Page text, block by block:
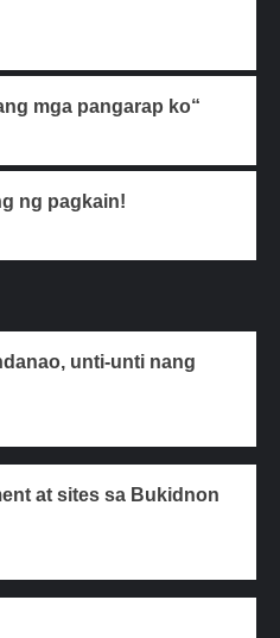
mga pangarap ko“
ng pagkain!
unti-unti nang
at sites sa Bukidnon